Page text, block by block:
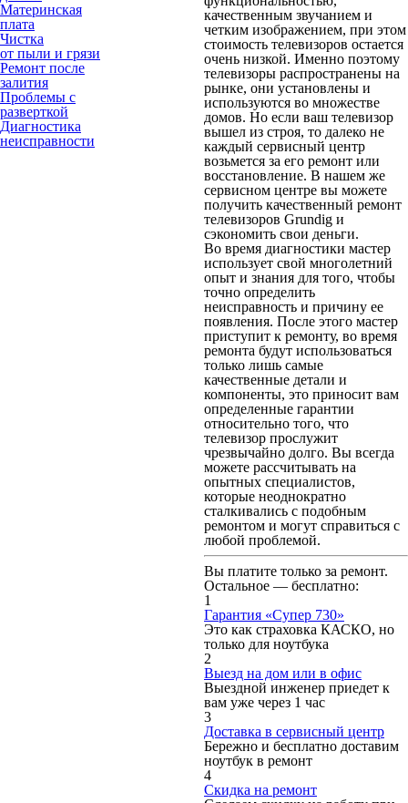
Материнская
плата
Чистка
от пыли и грязи
Ремонт после
залития
Проблемы с
разверткой
Диагностика
неисправности
качественным звучанием и
четким изображением, при этом
стоимость телевизоров остается
очень низкой. Именно поэтому
телевизоры распространены на
рынке, они установлены и
используются во множестве
домов. Но если ваш телевизор
вышел из строя, то далеко не
каждый сервисный центр
возьмется за его ремонт или
восстановление. В нашем же
сервисном центре вы можете
получить качественный ремонт
телевизоров Grundig и
сэкономить свои деньги.
Во время диагностики мастер
использует свой многолетний
опыт и знания для того, чтобы
точно определить
неисправность и причину ее
появления. После этого мастер
приступит к ремонту, во время
ремонта будут использоваться
только лишь самые
качественные детали и
компоненты, это приносит вам
определенные гарантии
относительно того, что
телевизор прослужит
чрезвычайно долго. Вы всегда
можете рассчитывать на
опытных специалистов,
которые неоднократно
сталкивались с подобным
ремонтом и могут справиться с
любой проблемой.
Вы платите только за ремонт.
Остальное — бесплатно:
1
Гарантия «Супер 730»
Это как страховка КАСКО, но
только для ноутбука
2
Выезд на дом или в офис
Выездной инженер приедет к
вам уже через 1 час
3
Доставка в сервисный центр
Бережно и бесплатно доставим
ноутбук в ремонт
4
Скидка на ремонт